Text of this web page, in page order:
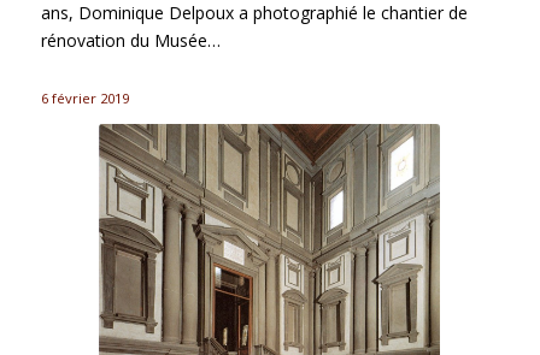
ans, Dominique Delpoux a photographié le chantier de
rénovation du Musée…
6 février 2019